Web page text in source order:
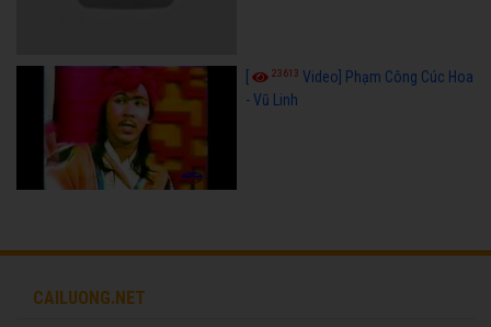
23613 Video] Phạm Công Cúc Hoa
- Vũ Linh
CAILUONG.NET